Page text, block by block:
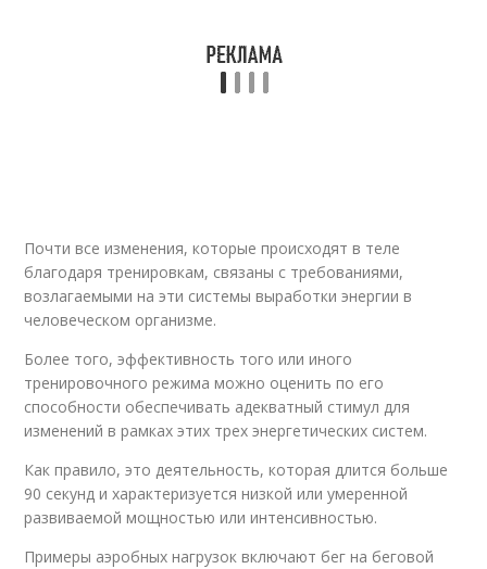
Почти все изменения, которые происходят в теле
благодаря тренировкам, связаны с требованиями,
возлагаемыми на эти системы выработки энергии в
человеческом организме.
Более того, эффективность того или иного
тренировочного режима можно оценить по его
способности обеспечивать адекватный стимул для
изменений в рамках этих трех энергетических систем.
Как правило, это деятельность, которая длится больше
90 секунд и характеризуется низкой или умеренной
развиваемой мощностью или интенсивностью.
Примеры аэробных нагрузок включают бег на беговой